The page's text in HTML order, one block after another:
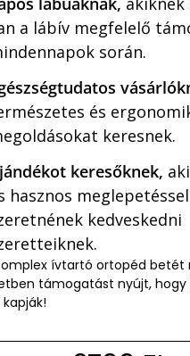
a lábív megfelelő
során.
és
keresnek.
keresőknek,
hasznos meglepetéssel
kedveskedni
ívtartó ortopéd betét
támogatást nyújt, hogy